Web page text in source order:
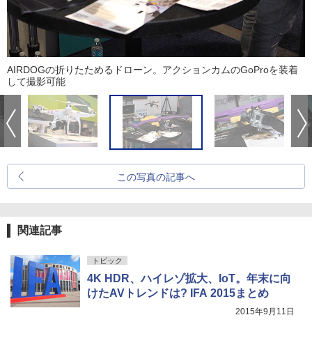
AIRDOGの折りたためるドローン。アクションカムのGoProを装着
して撮影可能
この写真の記事へ
関連記事
トピック
4K HDR、ハイレゾ拡大、IoT。年末に向
けたAVトレンドは? IFA 2015まとめ
2015年9月11日